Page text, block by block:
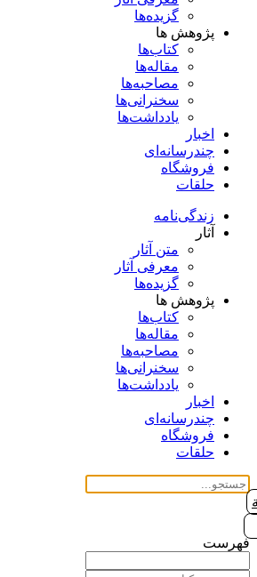
گزیده‌ها
پژوهش ها
کتاب‌ها
مقاله‌ها
مصاحبه‌ها
سخنرانی‌ها
یادداشت‌ها
اخبار
چندرسانه‌ای
فروشگاه
حلقات
زندگی‌نامه
آثار
متن آثار
معرفی آثار
گزیده‌ها
پژوهش ها
کتاب‌ها
مقاله‌ها
مصاحبه‌ها
سخنرانی‌ها
یادداشت‌ها
اخبار
چندرسانه‌ای
فروشگاه
حلقات
فهرست